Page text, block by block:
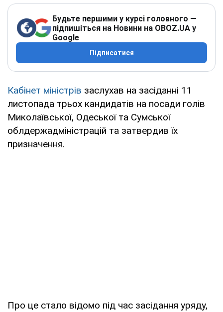
Будьте першими у курсі головного —
підпишіться на Новини на OBOZ.UA у
Google
Підписатися
Кабінет міністрів заслухав на засіданні 11
листопада трьох кандидатів на посади голів
Миколаївської, Одеської та Сумської
облдержадміністрацій та затвердив їх
призначення.
Про це стало відомо під час засідання уряду,